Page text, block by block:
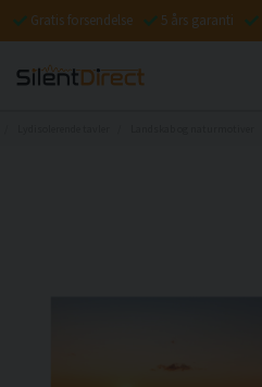
Gratis forsendelse 5 års garanti